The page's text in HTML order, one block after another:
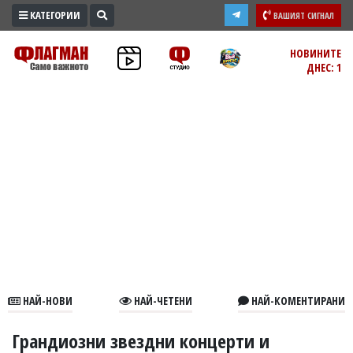
ПРОМО
ЗОНА
В
КАТЕГОРИИ ВАШИЯТ СИГНАЛ
НОВИНИТЕ
ДНЕС: 1
НАЙ-НОВИ НАЙ-ЧЕТЕНИ НАЙ-КОМЕНТИРАНИ
Грандиозни звездни концерти и